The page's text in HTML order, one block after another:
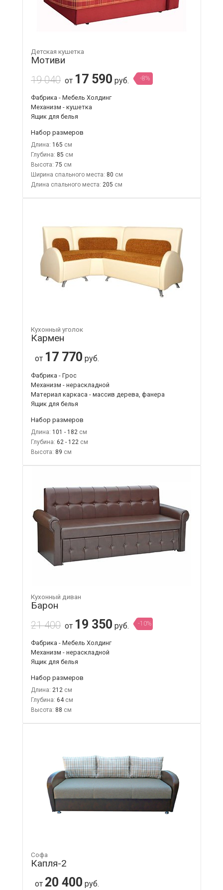
Детская кушетка
Мотиви
19 040 от 17 590 руб. -8%
Фабрика - Мебель Холдинг
Механизм - кушетка
Ящик для белья
Набор размеров
Длина: 165
Глубина: 85
Высота: 75
Ширина спального места: 80
Длина спального места: 205
Кухонный уголок
Кармен
от 17 770 руб.
Фабрика - Грос
Механизм - нераскладной
Материал каркаса - массив дерева, фанера
Ящик для белья
Набор размеров
Длина: 101 - 182
Глубина: 62 - 122
Высота: 89
Кухонный диван
Барон
21 400 от 19 350 руб. -10%
Фабрика - Мебель Холдинг
Механизм - нераскладной
Ящик для белья
Набор размеров
Длина: 212
Глубина: 64
Высота: 88
Софа
Капля-2
от 20 400 руб.